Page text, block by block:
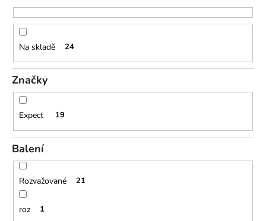
o
d
u
k
t
ů
Na skladě 24
Značky
Expect 19
Balení
Rozvažované 21
roz 1
D
o
r
u
j
e
m